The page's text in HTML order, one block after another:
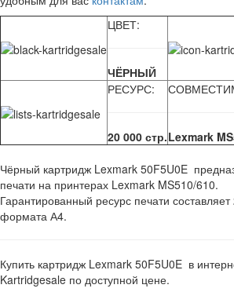
ЦВЕТ:
ЧЁРНЫЙ
РЕСУРС:
20 000 стр.Lexmark
Чёрный картридж Lexmark 50F5U0E
печати на принтерах Lexmark MS510/610.
Гарантированный ресурс печати
формата А4.
Купить картридж Lexmark 50F5U0E в
Kartridgesale по доступной цене.